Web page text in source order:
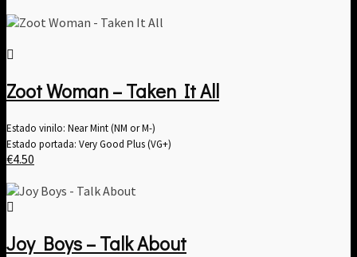
Zoot Woman – Taken It All
Estado vinilo: Near Mint (NM or M-)
Estado portada: Very Good Plus (VG+)
€4.50
Joy Boys – Talk About